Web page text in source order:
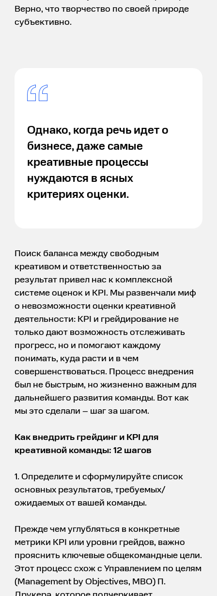
Верно, что творчество по своей природе
субъективно.
Однако, когда речь идет о
бизнесе, даже самые
креативные процессы
нуждаются в ясных
критериях оценки.
Поиск баланса между свободным
креативом и ответственностью за
результат привел нас к комплексной
системе оценок и KPI. Мы развенчали миф
о невозможности оценки креативной
деятельности: KPI и грейдирование не
только дают возможность отслеживать
прогресс, но и помогают каждому
понимать, куда расти и в чем
совершенствоваться. Процесс внедрения
был не быстрым, но жизненно важным для
дальнейшего развития команды. Вот как
мы это сделали – шаг за шагом.
Как внедрить грейдинг и KPI для
креативной команды: 12 шагов
1. Определите и сформулируйте список
основных результатов, требуемых/
ожидаемых от вашей команды.
Прежде чем углубляться в конкретные
метрики KPI или уровни грейдов, важно
прояснить ключевые общекомандные цели.
Этот процесс схож с Управлением по целям
(Management by Objectives, MBO) П.